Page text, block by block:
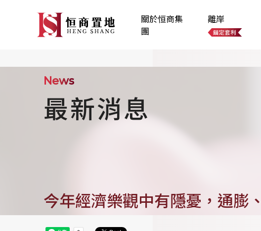
關於恒商集
團
離岸
News
最新消息
今年經濟樂觀中有隱憂，通膨